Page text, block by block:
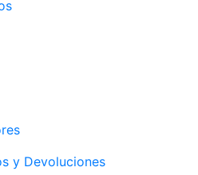
y Devoluciones